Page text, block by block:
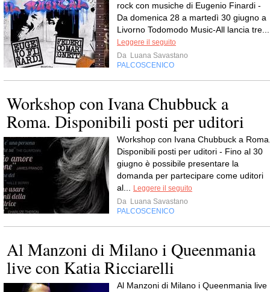
rock con musiche di Eugenio Finardi -
Da domenica 28 a martedì 30 giugno a
Livorno Todomodo Music-All lancia tre...
Leggere il seguito
Da Luana Savastano
PALCOSCENICO
Workshop con Ivana Chubbuck a
Roma. Disponibili posti per uditori
Workshop con Ivana Chubbuck a
Disponibili posti per uditori - Fino al 30
giugno è possibile presentare la
domanda per partecipare come uditori
al... Leggere il seguito
Da Luana Savastano
PALCOSCENICO
Al Manzoni di Milano i Queenmania
live con Katia Ricciarelli
Al Manzoni di Milano i Queenmania live